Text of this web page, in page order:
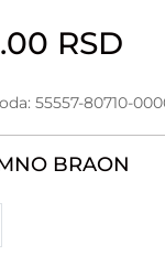
RSD
55557-80710-
BRAON